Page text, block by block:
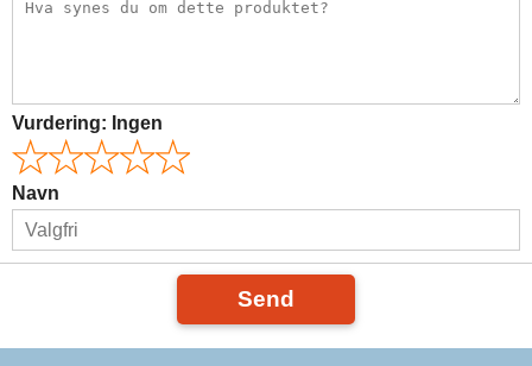
Vurdering: Ingen
Navn
Send